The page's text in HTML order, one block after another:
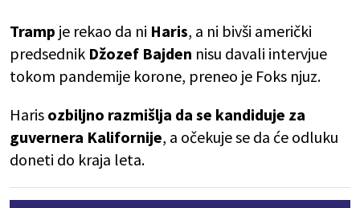
Tramp je rekao da ni Haris, a ni bivši američki
predsednik Džozef Bajden nisu davali intervjue
tokom pandemije korone, preneo je Foks njuz.
Haris ozbiljno razmišlja da se kandiduje za
guvernera Kalifornije, a očekuje se da će odluku
doneti do kraja leta.